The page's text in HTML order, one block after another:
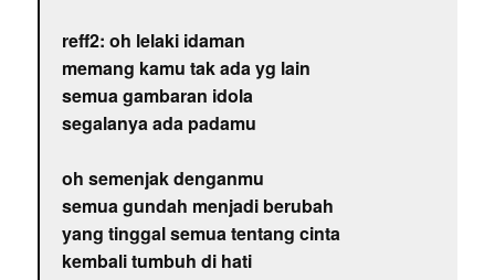
reff2: oh lelaki idaman
memang kamu tak ada yg lain
semua gambaran idola
segalanya ada padamu
oh semenjak denganmu
semua gundah menjadi berubah
yang tinggal semua tentang cinta
kembali tumbuh di hati